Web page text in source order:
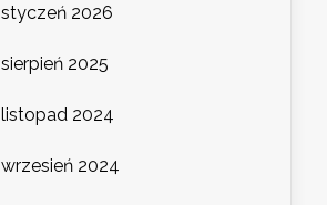
styczeń 2026
sierpień 2025
listopad 2024
wrzesień 2024